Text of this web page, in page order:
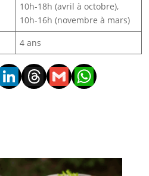
10h-18h (avril à octobre),
10h-16h (novembre à mars)
4 ans
LinkedIn
Threads
Gmail